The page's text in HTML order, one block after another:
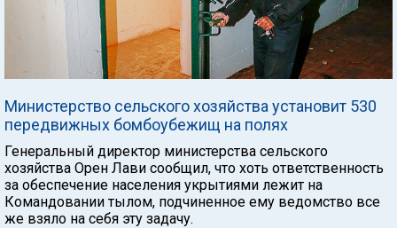
Министерство сельского хозяйства установит 530
передвижных бомбоубежищ на полях
Генеральный директор министерства сельского
хозяйства Орен Лави сообщил, что хоть ответственность
за обеспечение населения укрытиями лежит на
Командовании тылом, подчиненное ему ведомство все
же взяло на себя эту задачу.